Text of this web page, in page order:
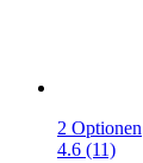
2 Optionen
4.6 (11)